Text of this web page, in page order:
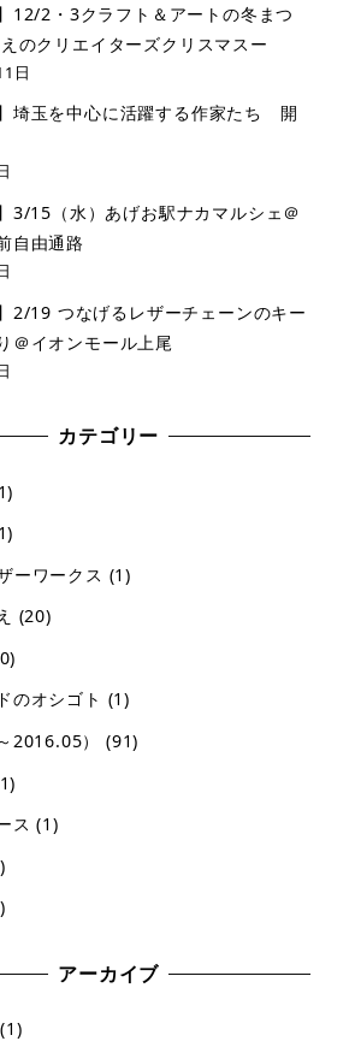
12/2・3クラフト＆アートの冬まつ
のクリエイターズクリスマスー
日
】埼玉を中心に活躍する作家たち 開
3/15（水）あげお駅ナカマルシェ＠
自由通路
2/19 つなげるレザーチェーンのキー
＠イオンモール上尾
カテゴリー
ーワークス (1)
(20)
のオシゴト (1)
2016.05）
(91)
ス (1)
アーカイブ
(1)